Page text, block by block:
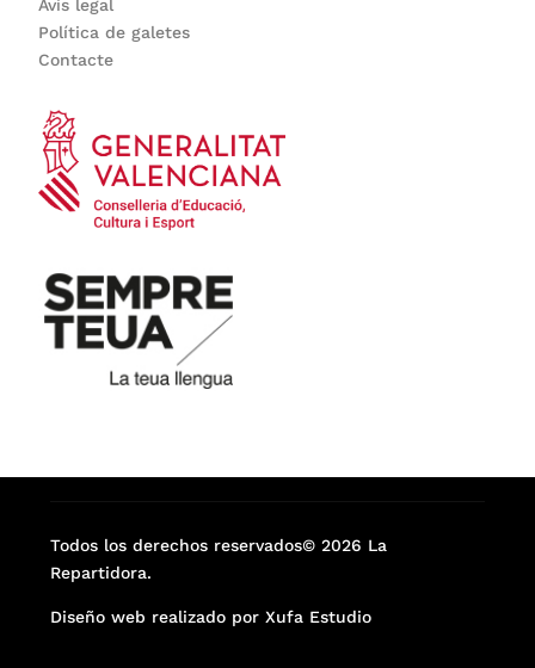
Avís legal
Política de galetes
Contacte
Todos los derechos reservados© 2026 La
Repartidora.
Diseño web realizado por Xufa Estudio